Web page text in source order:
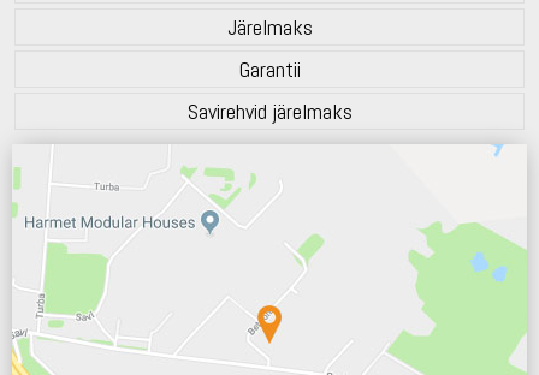
Järelmaks
Garantii
Savirehvid järelmaks